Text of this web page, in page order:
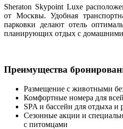
Sheraton Skypoint Luxe
от Москвы. Удобная
парковки делают отель
планирующих отдых с
Преимущества
Размещение с животными
Комфортные номера для
SPA и бассейн для отдыха и
Сезонные акции и
с питомцами